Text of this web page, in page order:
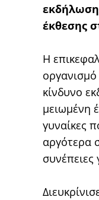
έκθεσης
Η
κίνδυνο
μειωμένη
γυναίκες
αργότερα
συνέπειες